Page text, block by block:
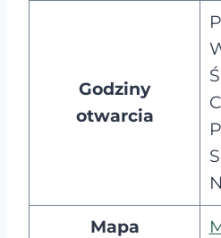
Godziny
otwarcia
Mapa